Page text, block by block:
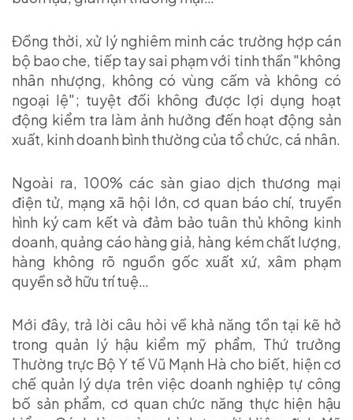
Đồng thời, xử lý nghiêm minh các trường hợp cán
bộ bao che, tiếp tay sai phạm với tinh thần "không
nhân nhượng, không có vùng cấm và không có
ngoại lệ"; tuyệt đối không được lợi dụng hoạt
động kiểm tra làm ảnh hưởng đến hoạt động sản
xuất, kinh doanh bình thường của tổ chức, cá nhân.
Ngoài ra, 100% các sàn giao dịch thương mại
điện tử, mạng xã hội lớn, cơ quan báo chí, truyền
hình ký cam kết và đảm bảo tuân thủ không kinh
doanh, quảng cáo hàng giả, hàng kém chất lượng,
hàng không rõ nguồn gốc xuất xứ, xâm phạm
quyền sở hữu trí tuệ…
Mới đây, trả lời câu hỏi về khả năng tồn tại kẽ hở
trong quản lý hậu kiểm mỹ phẩm, Thứ trưởng
Thường trực Bộ Y tế Vũ Mạnh Hà cho biết, hiện cơ
chế quản lý dựa trên việc doanh nghiệp tự công
bố sản phẩm, cơ quan chức năng thực hiện hậu